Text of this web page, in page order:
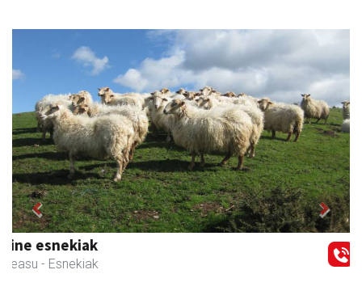
Txortu mekanizaketa eta muntaketa
Asteasu - Mekanizatuak
Previous Next